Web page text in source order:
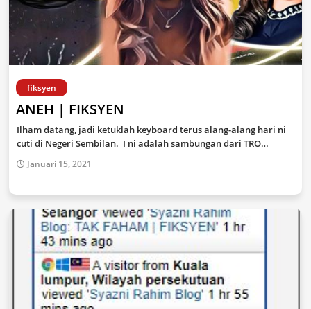
fiksyen
ANEH | FIKSYEN
Ilham datang, jadi ketuklah keyboard terus alang-alang hari ni
cuti di Negeri Sembilan. I ni adalah sambungan dari TRO…
Januari 15, 2021